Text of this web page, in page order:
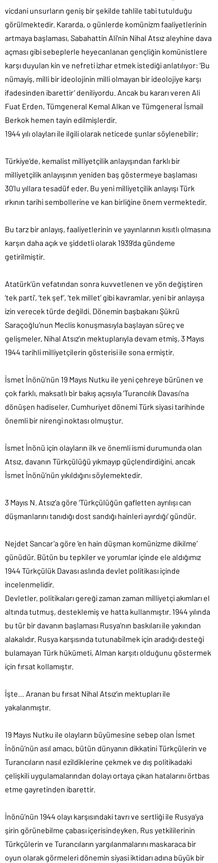
vicdani unsurların geniş bir şekilde tahlile tabi tutulduğu
görülmektedir. Kararda, o günlerde komünizm faaliyetlerinin
artmaya başlaması, Sabahattin Ali’nin Nihal Atsız aleyhine dava
açması gibi sebeplerle heyecanlanan gençliğin komünistlere
karşı duyulan kin ve nefreti izhar etmek istediği anlatılıyor: ‘Bu
nümayiş, milli bir ideolojinin milli olmayan bir ideolojiye karşı
ifadesinden ibarettir’ deniliyordu. Ancak bu kararı veren Ali
Fuat Erden, Tümgeneral Kemal Alkan ve Tümgeneral İsmail
Berkok hemen tayin edilmişlerdir.
1944 yılı olayları ile ilgili olarak neticede şunlar söylenebilir;
Türkiye’de, kemalist milliyetçilik anlayışından farklı bir
milliyetçilik anlayışının yeniden baş göstermeye başlaması
30’lu yıllara tesadüf eder. Bu yeni milliyetçilik anlayışı Türk
ırkının tarihi sembollerine ve kan birliğine önem vermektedir.
Bu tarz bir anlayış, faaliyetlerinin ve yayınlarının kısıtlı olmasına
karşın daha açık ve şiddetli olarak 1939’da gündeme
getirilmiştir.
Atatürk’ün vefatından sonra kuvvetlenen ve yön değiştiren
‘tek parti’, ‘tek şef’, ‘tek millet’ gibi kavramlar, yeni bir anlayışa
izin verecek türde değildi. Dönemin başbakanı Şükrü
Saraçoğlu’nun Meclis konuşmasıyla başlayan süreç ve
gelişmeler, Nihal Atsız’ın mektuplarıyla devam etmiş, 3 Mayıs
1944 tarihli milliyetçilerin gösterisi ile sona ermiştir.
İsmet İnönü’nün 19 Mayıs Nutku ile yeni çehreye bürünen ve
çok farklı, maksatlı bir bakış açısıyla ‘Turancılık Davası’na
dönüşen hadiseler, Cumhuriyet dönemi Türk siyasi tarihinde
önemli bir nirengi noktası olmuştur.
İsmet İnönü için olayların ilk ve önemli ismi durumunda olan
Atsız, davanın Türkçülüğü yıkmayıp güçlendirdiğini, ancak
İsmet İnönü’nün yıkıldığını söylemektedir.
3 Mayıs N. Atsız’a göre ‘Türkçülüğün gafletten ayrılışı can
düşmanlarını tanıdığı dost sandığı hainleri ayırdığı’ gündür.
Nejdet Sancar’a göre ‘en hain düşman komünizme dikilme’
günüdür. Bütün bu tepkiler ve yorumlar içinde ele aldığımız
1944 Türkçülük Davası aslında devlet politikası içinde
incelenmelidir.
Devletler, politikaları gereği zaman zaman milliyetçi akımları el
altında tutmuş, desteklemiş ve hatta kullanmıştır. 1944 yılında
bu tür bir davanın başlaması Rusya’nın baskıları ile yakından
alakalıdır. Rusya karşısında tutunabilmek için aradığı desteği
bulamayan Türk hükümeti, Alman karşıtı olduğunu göstermek
için fırsat kollamıştır.
İşte… Aranan bu fırsat Nihal Atsız’ın mektupları ile
yakalanmıştır.
19 Mayıs Nutku ile olayların büyümesine sebep olan İsmet
İnönü’nün asıl amacı, bütün dünyanın dikkatini Türkçülerin ve
Turancıların nasıl ezildiklerine çekmek ve dış politikadaki
çelişkili uygulamalarından dolayı ortaya çıkan hatalarını örtbas
etme gayretinden ibarettir.
İnönü’nün 1944 olayı karşısındaki tavrı ve sertliği ile Rusya’ya
şirin görünebilme çabası içerisindeyken, Rus yetkililerinin
Türkçülerin ve Turancıların yargılanmalarını maskaraca bir
oyun olarak görmeleri dönemin siyasi iktidarı adına büyük bir